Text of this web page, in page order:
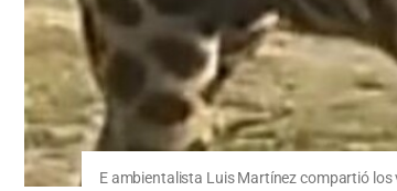
E ambientalista Luis Martínez compartió los